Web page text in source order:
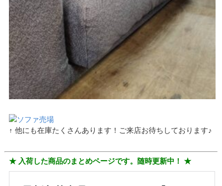
↑ 他にも在庫たくさんあります！ご来店お待ちしております♪
★ 入荷した商品のまとめページです。随時更新中！ ★